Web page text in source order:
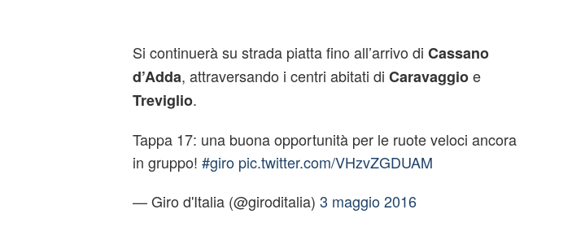
Si continuerà su strada piatta fino all’arrivo di Cassano
d’Adda, attraversando i centri abitati di Caravaggioe
Treviglio.
Tappa 17: una buona opportunità per le ruote veloci ancora
in gruppo! #giro pic.twitter.com/VHzvZGDUAM
— Giro d'Italia (@giroditalia) 3 maggio 2016